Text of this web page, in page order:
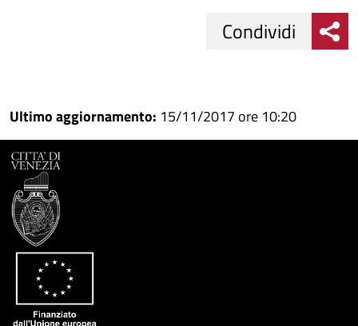
su
Facebook
Condividi
su
Condividi
Condividi
Ultimo aggiornamento: 15/11/2017 ore 10:20